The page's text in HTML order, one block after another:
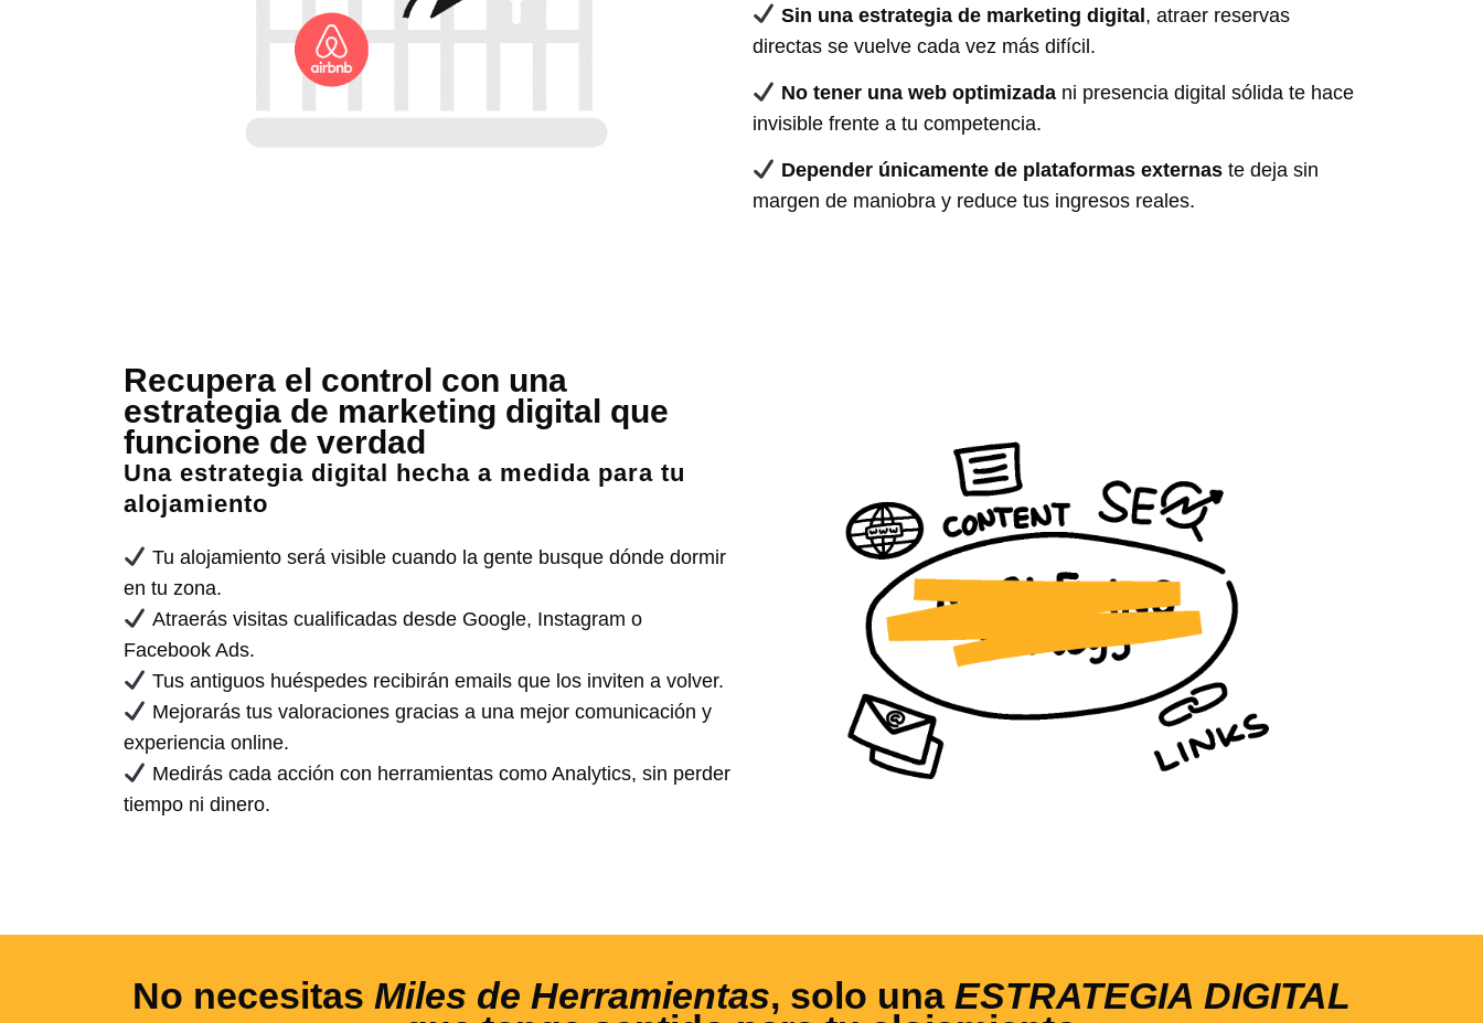
Sin una estrategia de marketing digital, atraer reservas
directas se vuelve cada vez más difícil.
No tener una web optimizadani presencia digital sólida te hace
invisible frente a tu competencia.
Depender únicamente de plataformas externaste deja sin
margen de maniobra y reduce tus ingresos reales.
Recupera el control con una
estrategia de marketing digital que
funcione de verdad
Una estrategia digital hecha a medida para tu
alojamiento
Tu alojamiento será visible cuando la gente busque dónde dormir
en tu zona.
Atraerás visitas cualificadas desde Google, Instagram o
Facebook Ads.
Tus antiguos huéspedes recibirán emails que los inviten a volver.
Mejorarás tus valoraciones gracias a una mejor comunicación y
experiencia online.
Medirás cada acción con herramientas como Analytics, sin perder
tiempo ni dinero.
No necesitas Miles de Herramientas, solo una ESTRATEGIA DIGITAL